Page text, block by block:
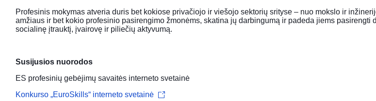
Profesinis mokymas atveria duris bet kokiose privačiojo ir viešojo sektorių srityse – nuo mokslo ir
amžiaus ir bet kokio profesinio pasirengimo žmonėms, skatina jų darbingumą ir padeda jiems
socialinę įtrauktį, įvairovę ir piliečių aktyvumą.
Susijusios nuorodos
ES profesinių gebėjimų savaitės interneto svetainė
Konkurso „EuroSkills“ interneto svetainė